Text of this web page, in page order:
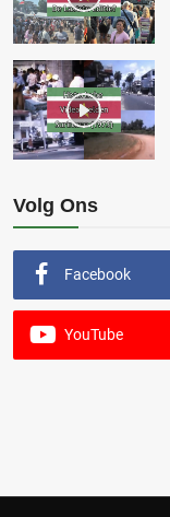
Volg Ons
Facebook
YouTube